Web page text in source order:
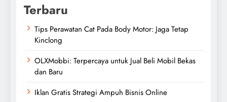
Terbaru
Tips Perawatan Cat Pada Body Motor: Jaga Tetap
Kinclong
OLXMobbi: Terpercaya untuk Jual Beli Mobil Bekas
dan Baru
Iklan Gratis Strategi Ampuh Bisnis Online